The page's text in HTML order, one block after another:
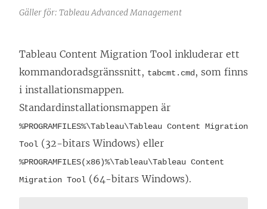
Gäller för: Tableau Advanced Management
Tableau Content Migration Tool inkluderar ett
kommandoradsgränssnitt, tabcmt.cmd, som finns
i installationsmappen.
Standardinstallationsmappen är
%PROGRAMFILES%\Tableau\Tableau Content Migration
Tool (32-bitars Windows) eller
%PROGRAMFILES(x86)%\Tableau\Tableau Content
Migration Tool (64-bitars Windows).